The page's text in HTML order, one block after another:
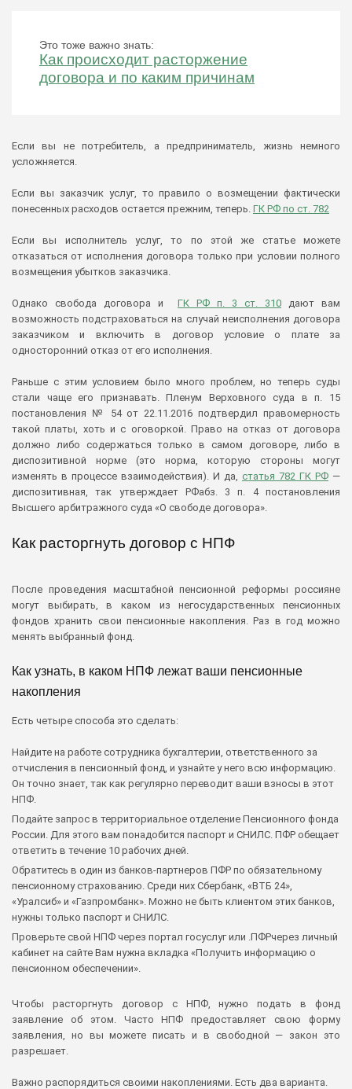
Это тоже важно знать:
Как происходит расторжение
договора и по каким причинам
Если вы не потребитель, а предприниматель, жизнь немного
усложняется.
Если вы заказчик услуг, то правило о возмещении фактически
понесенных расходов остается прежним, теперь. ГК РФ по ст. 782
Если вы исполнитель услуг, то по этой же статье можете
отказаться от исполнения договора только при условии полного
возмещения убытков заказчика.
Однако свобода договора и ГК РФ п. 3 ст. 310 дают вам
возможность подстраховаться на случай неисполнения договора
заказчиком и включить в договор условие о плате за
односторонний отказ от его исполнения.
Раньше с этим условием было много проблем, но теперь суды
стали чаще его признавать. Пленум Верховного суда в п. 15
постановления № 54 от 22.11.2016 подтвердил правомерность
такой платы, хоть и с оговоркой. Право на отказ от договора
должно либо содержаться только в самом договоре, либо в
диспозитивной норме (это норма, которую стороны могут
изменять в процессе взаимодействия). И да, статья 782 ГК РФ —
диспозитивная, так утверждает РФабз. 3 п. 4 постановления
Высшего арбитражного суда «О свободе договора».
Как расторгнуть договор с НПФ
После проведения масштабной пенсионной реформы россияне
могут выбирать, в каком из негосударственных пенсионных
фондов хранить свои пенсионные накопления. Раз в год можно
менять выбранный фонд.
Как узнать, в каком НПФ лежат ваши пенсионные
накопления
Есть четыре способа это сделать:
Найдите на работе сотрудника бухгалтерии, ответственного за
отчисления в пенсионный фонд, и узнайте у него всю информацию.
Он точно знает, так как регулярно переводит ваши взносы в этот
НПФ.
Подайте запрос в территориальное отделение Пенсионного фонда
России. Для этого вам понадобится паспорт и СНИЛС. ПФР обещает
ответить в течение 10 рабочих дней.
Обратитесь в один из банков-партнеров ПФР по обязательному
пенсионному страхованию. Среди них Сбербанк, «ВТБ 24»,
«Уралсиб» и «Газпромбанк». Можно не быть клиентом этих банков,
нужны только паспорт и СНИЛС.
Проверьте свой НПФ через портал госуслуг или .ПФРчерез личный
кабинет на сайте Вам нужна вкладка «Получить информацию о
пенсионном обеспечении».
Чтобы расторгнуть договор с НПФ, нужно подать в фонд
заявление об этом. Часто НПФ предоставляет свою форму
заявления, но вы можете писать и в свободной — закон это
разрешает.
Важно распорядиться своими накоплениями. Есть два варианта.